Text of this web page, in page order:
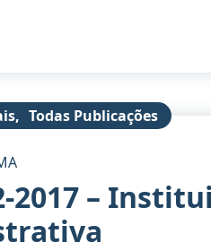
, Todas Publicações
2017 –